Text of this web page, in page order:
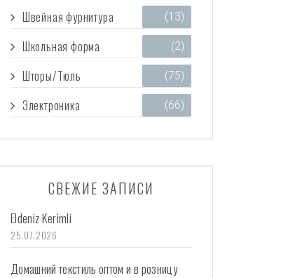
Швейная фурнитура (13)
Школьная форма (2)
Шторы/Тюль (75)
Электроника (66)
СВЕЖИЕ ЗАПИСИ
Eldeniz Kerimli
25.07.2026
Домашний текстиль оптом и в розницу